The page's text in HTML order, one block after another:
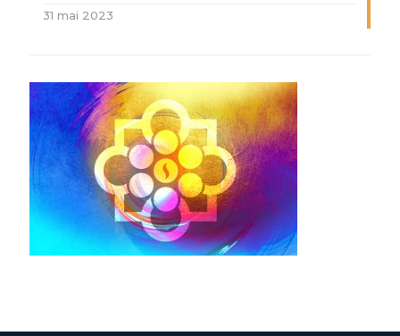
31 mai 2023